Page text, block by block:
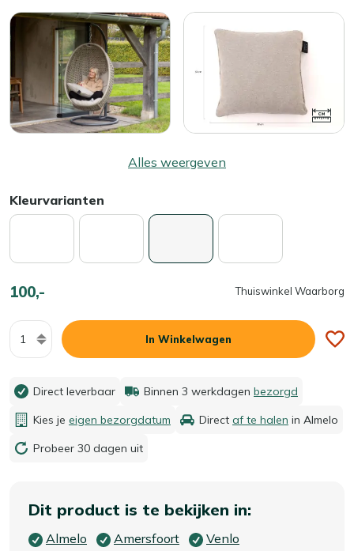
Alles weergeven
Kleurvarianten
100,- Thuiswinkel Waarborg
Aantal
In Winkelwagen
Direct leverbaar Binnen 3 werkdagen bezorgd
Kies je eigen bezorgdatum Direct af te halen in Almelo
Probeer 30 dagen uit
Dit product is te bekijken in:
Almelo Amersfoort
Venlo